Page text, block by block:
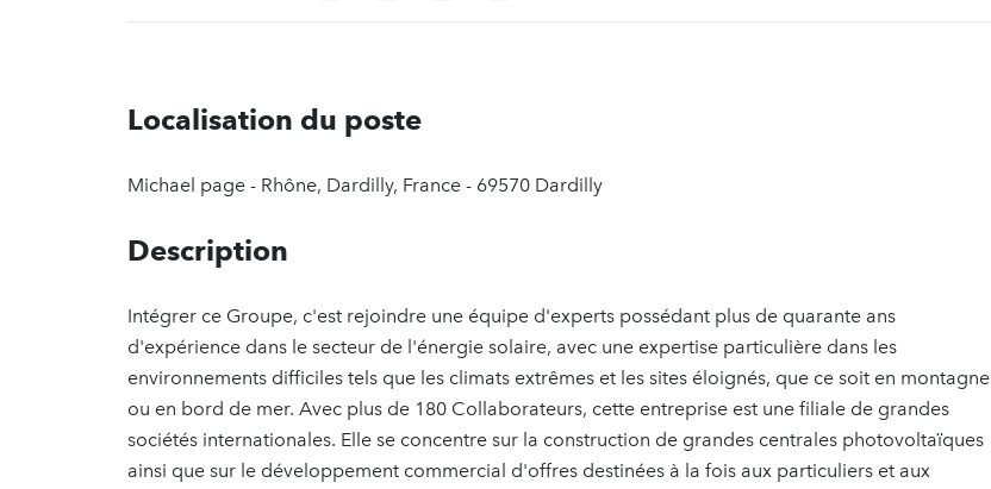
Localisation du poste
Michael page - Rhône, Dardilly, France - 69570 Dardilly
Description
Intégrer ce Groupe, c'est rejoindre une équipe d'experts possédant plus de quarante ans
d'expérience dans le secteur de l'énergie solaire, avec une expertise particulière dans les
environnements difficiles tels que les climats extrêmes et les sites éloignés, que ce soit en montagne
ou en bord de mer. Avec plus de 180 Collaborateurs, cette entreprise est une filiale de grandes
sociétés internationales. Elle se concentre sur la construction de grandes centrales photovoltaïques
ainsi que sur le développement commercial d'offres destinées à la fois aux particuliers et aux